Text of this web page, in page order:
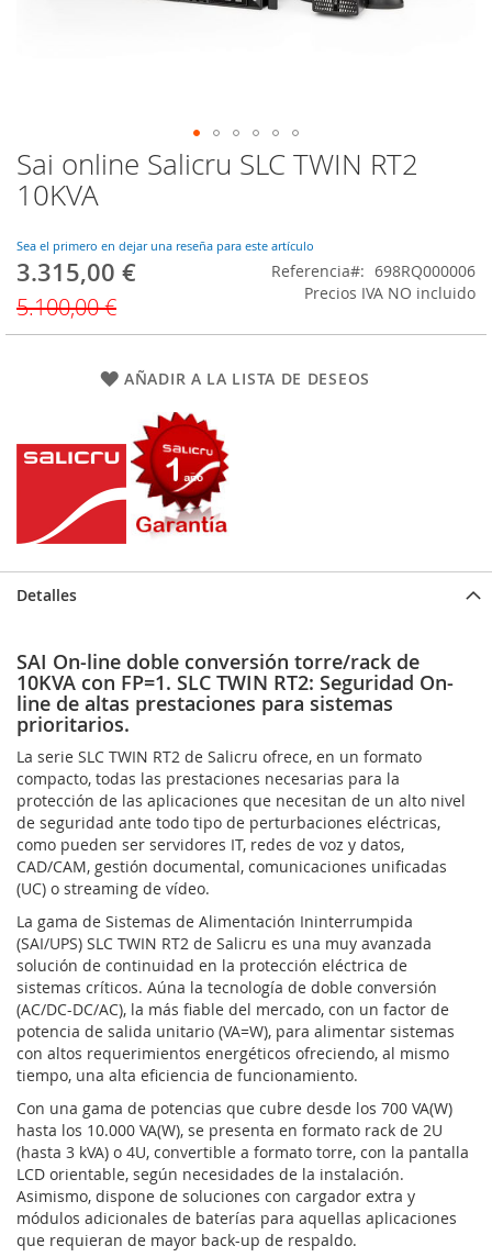
Sai online Salicru SLC TWIN RT2
10KVA
Sea el primero en dejar una reseña para este artículo
Precio
3.315,00 €
5.100,00 €
Referencia
698RQ000006
Precios IVA NO incluido
AÑADIR A LA LISTA DE DESEOS
Saltar
al
comienzo
la
galería
imágenes
Detalles
SAI On-line doble conversión torre/rack de
10KVA con FP=1. SLC TWIN RT2: Seguridad On-
line de altas prestaciones para sistemas
prioritarios.
La serie SLC TWIN RT2 de Salicru ofrece, en un formato
compacto, todas las prestaciones necesarias para la
protección de las aplicaciones que necesitan de un alto nivel
de seguridad ante todo tipo de perturbaciones eléctricas,
como pueden ser servidores IT, redes de voz y datos,
CAD/CAM, gestión documental, comunicaciones unificadas
(UC) o streaming de vídeo.
La gama de Sistemas de Alimentación Ininterrumpida
(SAI/UPS) SLC TWIN RT2 de Salicru es una muy avanzada
solución de continuidad en la protección eléctrica de
sistemas críticos. Aúna la tecnología de doble conversión
(AC/DC-DC/AC), la más fiable del mercado, con un factor de
potencia de salida unitario (VA=W), para alimentar sistemas
con altos requerimientos energéticos ofreciendo, al mismo
tiempo, una alta eficiencia de funcionamiento.
Con una gama de potencias que cubre desde los 700 VA(W)
hasta los 10.000 VA(W), se presenta en formato rack de 2U
(hasta 3 kVA) o 4U, convertible a formato torre, con la pantalla
LCD orientable, según necesidades de la instalación.
Asimismo, dispone de soluciones con cargador extra y
módulos adicionales de baterías para aquellas aplicaciones
que requieran de mayor back-up de respaldo.